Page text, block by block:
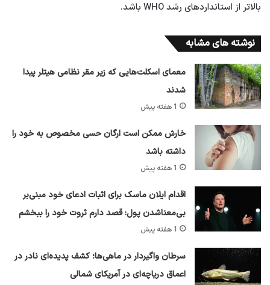
بالاتر از استانداردهای رشد WHO باشد.
نوشته های مشابه
معمای اسکلت‌هایی که زیر مقر نظامی هیتلر پیدا
شدند
1 هفته پیش
خارش ممکن است ارگان حسی مخصوص به خود را
داشته باشد
1 هفته پیش
اقدام ایلان ماسک برای اثبات ادعای خود مبنی‌بر
بی‌معناشدن پول: قصد دارم ثروت خود را ببخشم
1 هفته پیش
سرطان واگیردار در ماهی‌ها؛ کشف پدیده‌ای نادر در
اعماق دریاچه‌ای در آمریکای شمالی